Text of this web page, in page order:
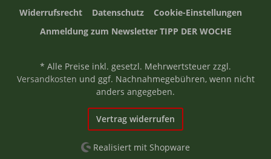
Widerrufsrecht
Datenschutz
Cookie-Einstellungen
Anmeldung zum Newsletter TIPP DER WOCHE
* Alle Preise inkl. gesetzl. Mehrwertsteuer zzgl.
Versandkosten und ggf. Nachnahmegebühren, wenn nicht
anders angegeben.
Vertrag widerrufen
Realisiert mit Shopware